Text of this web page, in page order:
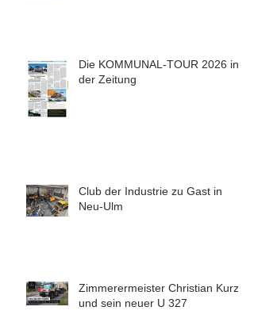
Die KOMMUNAL-TOUR 2026 in
der Zeitung
Club der Industrie zu Gast in
Neu-Ulm
Zimmerermeister Christian Kurz
und sein neuer U 327